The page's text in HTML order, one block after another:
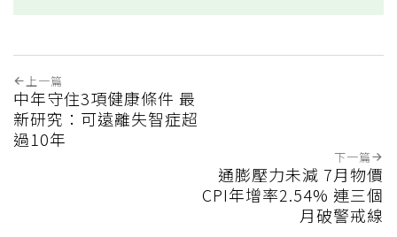
上一篇
中年守住3項健康條件 最
新研究：可遠離失智症超
過10年
下一篇
通膨壓力未減 7月物價
CPI年增率2.54% 連三個
月破警戒線